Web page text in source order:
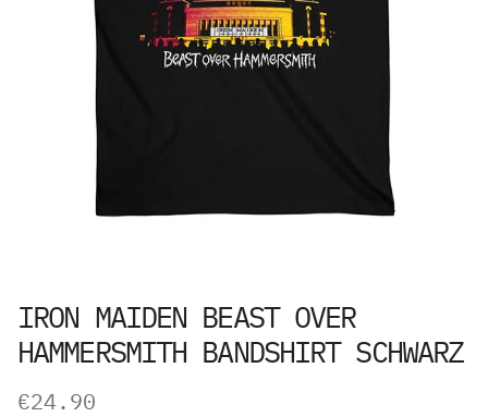
IRON MAIDEN BEAST OVER
HAMMERSMITH BANDSHIRT SCHWARZ
Normaler Preis
€24.90